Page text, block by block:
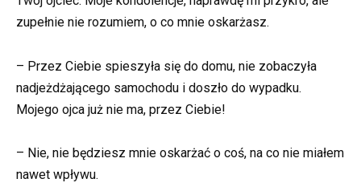
zupełnie nie rozumiem, o co mnie oskarżasz.
– Przez Ciebie spieszyła się do domu, nie zobaczyła
nadjeżdżającego samochodu i doszło do wypadku.
Mojego ojca już nie ma, przez Ciebie!
– Nie, nie będziesz mnie oskarżać o coś, na co nie miałem
nawet wpływu.